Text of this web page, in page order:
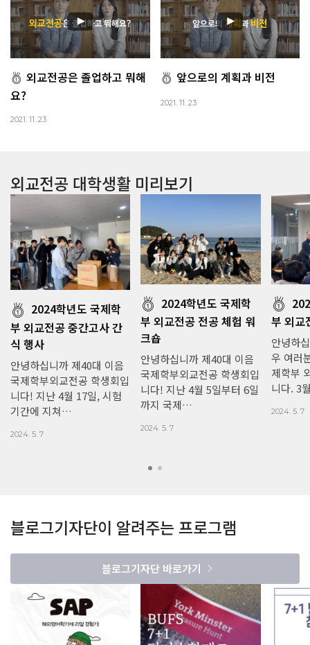
외교전공은 졸업하고 뭐해
요?
2021. 11. 23
앞으로의 계획과 비전
2021. 11. 23
외교전공 대학생활 미리보기
2024학년도 국제학
부 외교전공 중간고사 간
식 행사
안녕하십니까 제40대 이음
국제학부외교전공 학생회입
니다! 지난 4월 17일, 시험
기간에 지쳐…
2024. 5. 7
2024학년도 국제학
부 외교전공 전공 체험 워
크숍
안녕하십니까 제40대 이음
국제학부외교전공 학생회입
니다! 지난 4월 5일부터 6일
까지 국제…
2024. 5. 7
부 외교
안녕하
우 여러
제학부
니다. 3
2024. 5. 7
블로그기자단이 알려주는 프로그램
블로그기자단 바로가기